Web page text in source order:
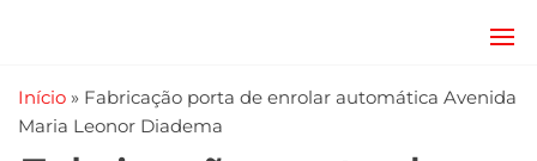
Estruturas
e
coberturas
metálicas,
Início » Fabricação porta de enrolar automática Avenida
Maria Leonor Diadema